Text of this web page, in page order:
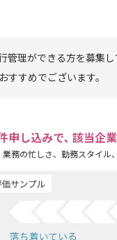
管理ができる方を募集
すすめでございます。
申し込みで､ 該当企
業務の忙しさ、勤務スタイル